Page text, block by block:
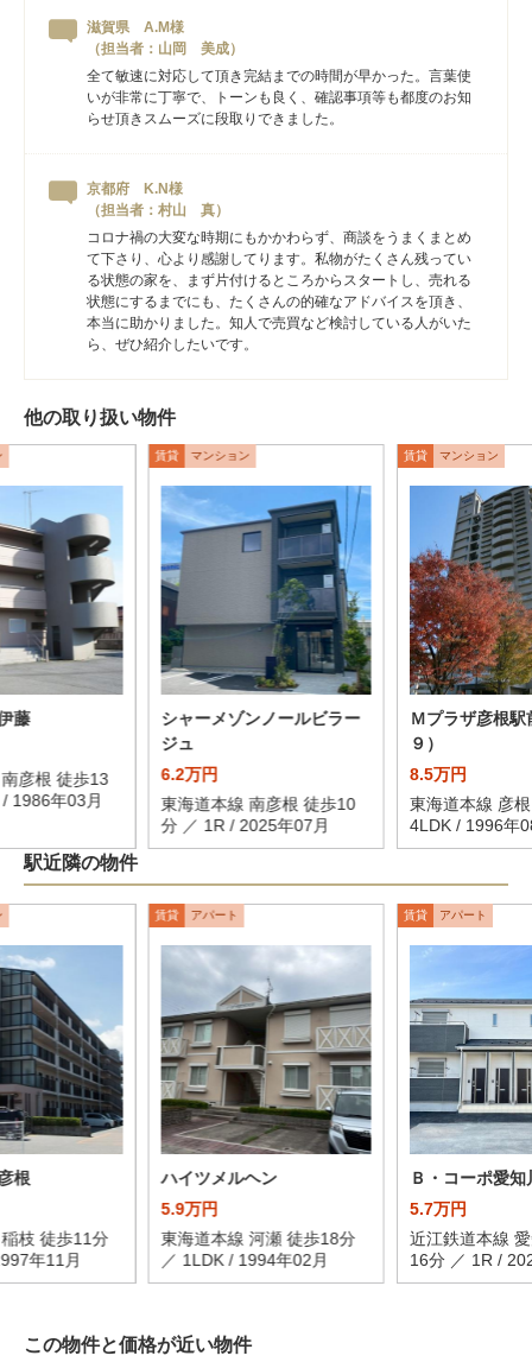
滋賀県 A.M様
（担当者：山岡 美成）
全て敏速に対応して頂き完結までの時間が早かった。言葉使
いが非常に丁寧で、トーンも良く、確認事項等も都度のお知
らせ頂きスムーズに段取りできました。
京都府 K.N様
（担当者：村山 真）
コロナ禍の大変な時期にもかかわらず、商談をうまくまとめ
て下さり、心より感謝してります。私物がたくさん残ってい
る状態の家を、まず片付けるところからスタートし、売れる
状態にするまでにも、たくさんの的確なアドバイスを頂き、
本当に助かりました。知人で売買など検討している人がいた
ら、ぜひ紹介したいです。
他の取り扱い物件
藤
彦根 徒歩13
1986年03月
賃貸 マンション
シャーメゾンノールビラー
ジュ
6.2万円
東海道本線 南彦根 徒歩10
分 ／ 1R / 2025年07月
賃貸 マンション
Ｍプラザ彦根駅
９）
8.5万円
東海道本線 彦
4LDK / 1996年
駅近隣の物件
根
枝 徒歩11分
年11月
賃貸 アパート
ハイツメルヘン
5.9万円
東海道本線 河瀬 徒歩18分
／ 1LDK / 1994年02月
賃貸 アパート
Ｂ・コーポ愛知
5.7万円
近江鉄道本線
16分 ／ 1R /
この物件と価格が近い物件